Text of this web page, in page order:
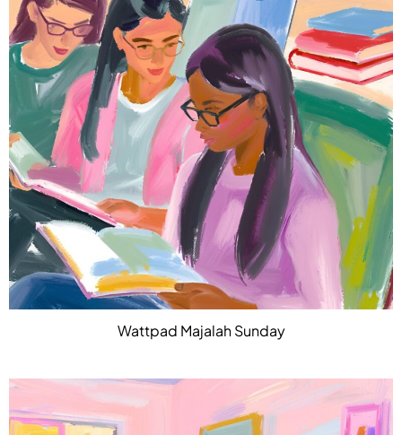
Wattpad Majalah Sunday